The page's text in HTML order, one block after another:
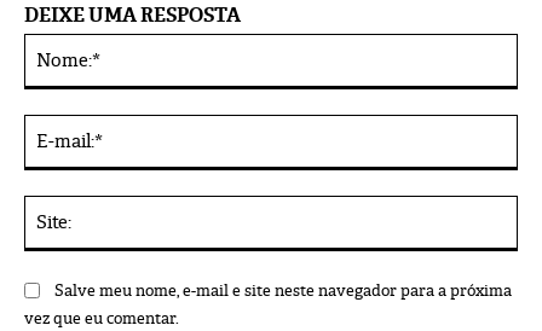
DEIXE UMA RESPOSTA
Salve meu nome, e-mail e site neste navegador para a próxima
vez que eu comentar.